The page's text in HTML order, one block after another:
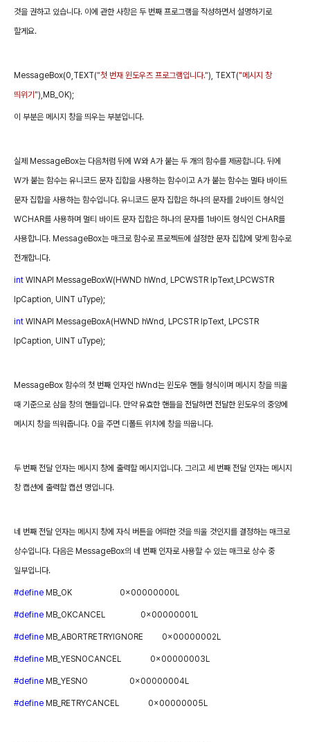
것을 권하고 있습니다. 이에 관한 사항은 두 번째 프로그램을 작성하면서 설명하기로
할게요.
MessageBox(0,TEXT("첫 번재 윈도우즈 프로그램입니다."), TEXT("메시지 창
띄위기 "),MB_OK);
이 부분은 메시지 창을 띄우는 부분입니다.
실제 MessageBox는 다음처럼 뒤에 W와A가 붙는 두 개의 함수를 제공합니다. 뒤에
W가 붙는 함수는 유니코드 문자 집합을 사용하는 함수이고 A가 붙는 함수는 멀타 바이트
문자 집합을 사용하는 함수입니다. 유니코드 문자 집합은 하나의 문자를 2바이트 형식인
WCHAR를 사용하며 멀티 바이트 문자 집합은 하나의 문자를 1 바이트 형식인 CHAR를
사용합니다. MessageBox는 매크로 함수로 프로젝트에 설정한 문자 집합에 맞게 함수로
전개합니다.
int WINAPI MessageBoxW(HWND hWnd, LPCWSTR lpText,LPCWSTR
lpCaption, UINT uType);
int WINAPI MessageBoxA(HWND hWnd, LPCSTR lpText, LPCSTR
lpCaption, UINT uType);
MessageBox 함수의 첫 번째 인자인 hWnd는 윈도우 핸들 형식이며 메시지 창을 띄울
때 기준으로 삼을 창의 핸들입니다. 만약 유효한 핸들을 전달하면 전달한 윈도우의 중앙에
메시지 창을 띄워줍니다. 0을 주면 디폴트 위치에 창을 띄웁니다.
두 번째 전달 인자는 메시지 창에 출력할 메시지입니다. 그리고 세 번째 전달 인자는 메시지
창 캡션에 출력할 캡션 명입니다.
네 번째 전달 인자는 메시지 창에 자식 버튼을 어떠한 것을 띄울 것인지를 결정하는 매크로
상수입니다. 다음은 MessageBox의 네 번째 인자로 사용할 수 있는 매크로 상수 중
일부입니다.
#define MB_OK 0x00000000L
#define MB_OKCANCEL 0x00000001L
#define MB_ABORTRETRYIGNORE 0x00000002L
#define MB_YESNOCANCEL 0x00000003L
#define MB_YESNO 0x00000004L
#define MB_RETRYCANCEL 0x00000005L